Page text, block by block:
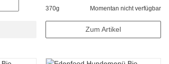
370g Momentan nicht verfügbar
Zum Artikel